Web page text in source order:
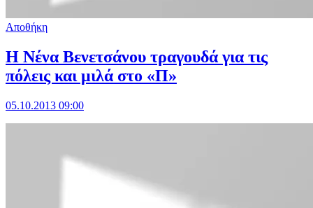
Αποθήκη
Η Νένα Βενετσάνου τραγουδά για τις
πόλεις και μιλά στο «Π»
05.10.2013 09:00